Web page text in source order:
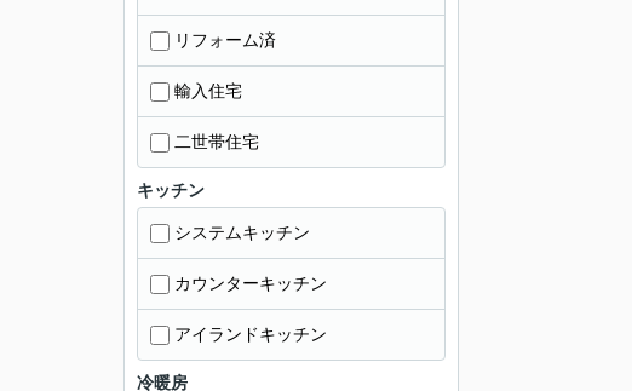
リフォーム済
輸入住宅
二世帯住宅
キッチン
システムキッチン
カウンターキッチン
アイランドキッチン
冷暖房